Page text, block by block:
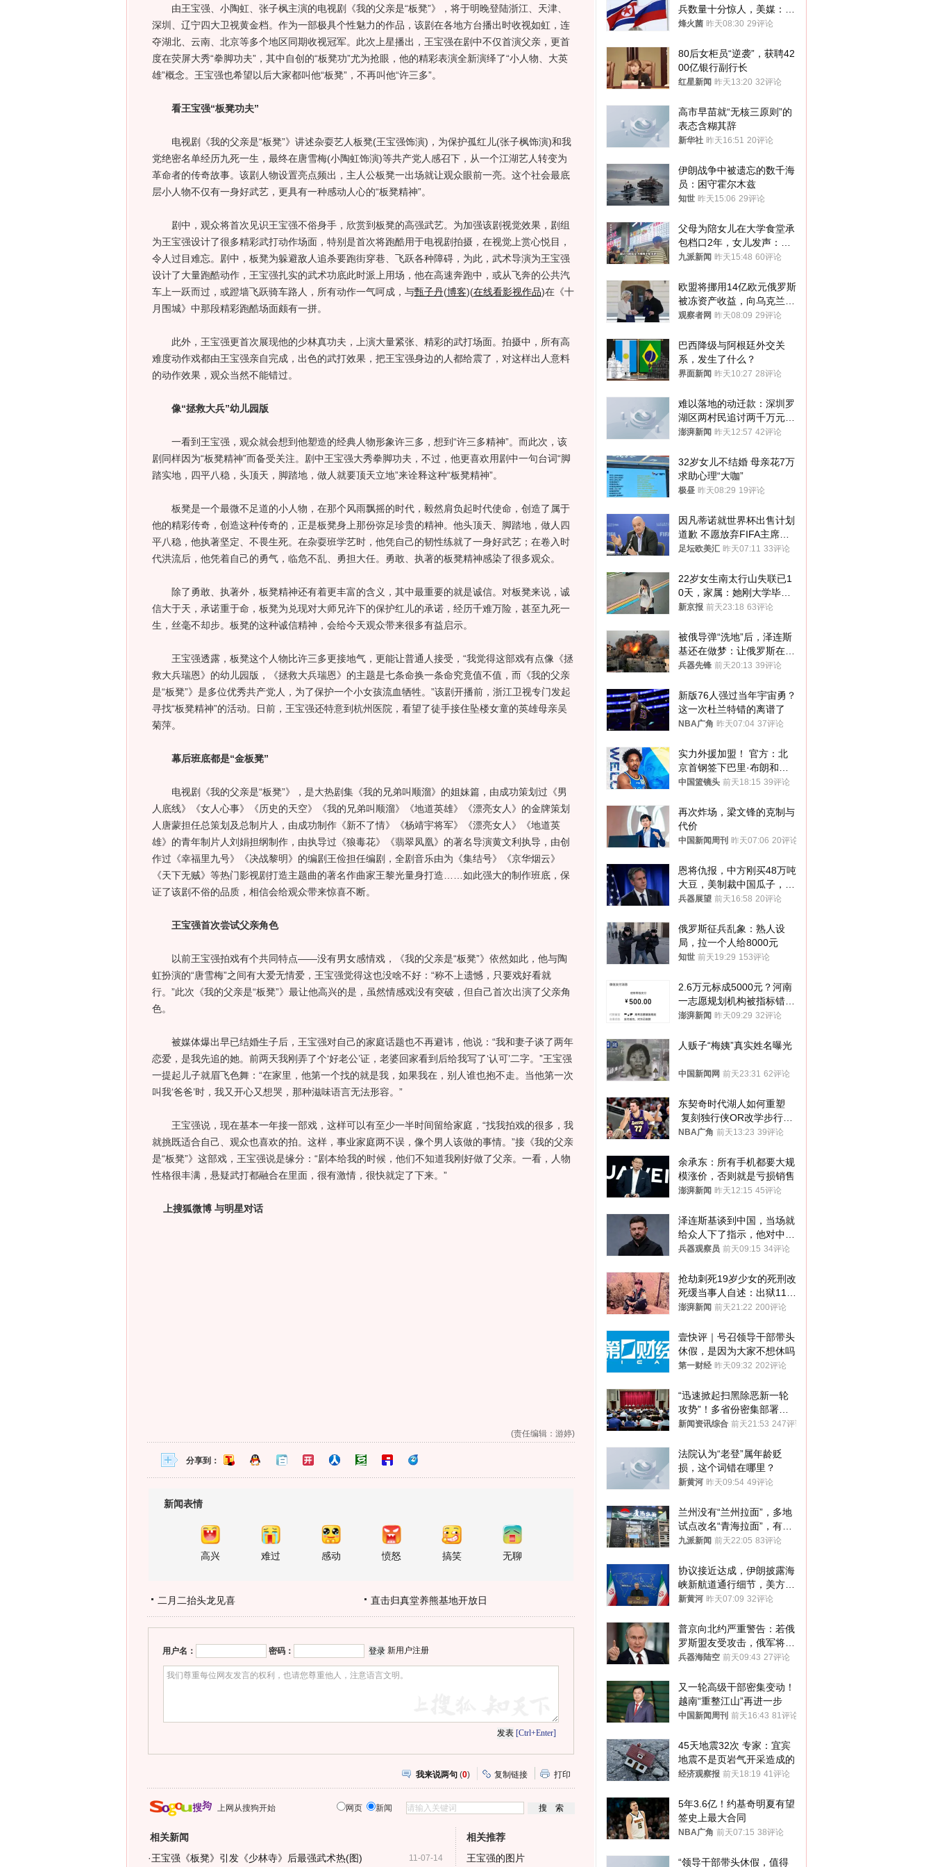
由王宝强、小陶虹、张子枫主演的电视剧《我的父亲是“板凳”》，将于明晚登陆浙江、天津、
深圳、辽宁四大卫视黄金档。作为一部极具个性魅力的作品，该剧在各地方台播出时收视如虹，连
夺湖北、云南、北京等多个地区同期收视冠军。此次上星播出，王宝强在剧中不仅首演父亲，更首
度在荧屏大秀“拳脚功夫”，其中自创的“板凳功”尤为抢眼，他的精彩表演全新演绎了“小人物、大英
雄”概念。王宝强也希望以后大家都叫他“板凳”，不再叫他“许三多”。
看王宝强“板凳功夫”
电视剧《我的父亲是“板凳”》讲述杂耍艺人板凳(王宝强饰演)，为保护孤红儿(张子枫饰演)和我
党绝密名单经历九死一生，最终在唐雪梅(小陶虹饰演)等共产党人感召下，从一个江湖艺人转变为
革命者的传奇故事。该剧人物设置亮点频出，主人公板凳一出场就让观众眼前一亮。这个社会最底
层小人物不仅有一身好武艺，更具有一种感动人心的“板凳精神”。
剧中，观众将首次见识王宝强不俗身手，欣赏到板凳的高强武艺。为加强该剧视觉效果，剧组
为王宝强设计了很多精彩武打动作场面，特别是首次将跑酷用于电视剧拍摄，在视觉上赏心悦目，
令人过目难忘。剧中，板凳为躲避敌人追杀要跑街穿巷、飞跃各种障碍，为此，武术导演为王宝强
设计了大量跑酷动作，王宝强扎实的武术功底此时派上用场，他在高速奔跑中，或从飞奔的公共汽
车上一跃而过，或蹬墙飞跃骑车路人，所有动作一气呵成，与甄子丹(博客)(在线看影视作品)在《十
月围城》中那段精彩跑酷场面颇有一拼。
此外，王宝强更首次展现他的少林真功夫，上演大量紧张、精彩的武打场面。拍摄中，所有高
难度动作戏都由王宝强亲自完成，出色的武打效果，把王宝强身边的人都给震了，对这样出人意料
的动作效果，观众当然不能错过。
像“拯救大兵”幼儿园版
一看到王宝强，观众就会想到他塑造的经典人物形象许三多，想到“许三多精神”。而此次，该
剧同样因为“板凳精神”而备受关注。剧中王宝强大秀拳脚功夫，不过，他更喜欢用剧中一句台词“脚
踏实地，四平八稳，头顶天，脚踏地，做人就要顶天立地”来诠释这种“板凳精神”。
板凳是一个最微不足道的小人物，在那个风雨飘摇的时代，毅然肩负起时代使命，创造了属于
他的精彩传奇，创造这种传奇的，正是板凳身上那份弥足珍贵的精神。他头顶天、脚踏地，做人四
平八稳，他执著坚定、不畏生死。在杂耍班学艺时，他凭自己的韧性练就了一身好武艺；在卷入时
代洪流后，他凭着自己的勇气，临危不乱、勇担大任。勇敢、执著的板凳精神感染了很多观众。
除了勇敢、执著外，板凳精神还有着更丰富的含义，其中最重要的就是诚信。对板凳来说，诚
信大于天，承诺重于命，板凳为兑现对大师兄许下的保护红儿的承诺，经历千难万险，甚至九死一
生，丝毫不却步。板凳的这种诚信精神，会给今天观众带来很多有益启示。
王宝强透露，板凳这个人物比许三多更接地气，更能让普通人接受，“我觉得这部戏有点像《拯
救大兵瑞恩》的幼儿园版，《拯救大兵瑞恩》的主题是七条命换一条命究竟值不值，而《我的父亲
是“板凳”》是多位优秀共产党人，为了保护一个小女孩流血牺牲。”该剧开播前，浙江卫视专门发起
寻找“板凳精神”的活动。日前，王宝强还特意到杭州医院，看望了徒手接住坠楼女童的英雄母亲吴
菊萍。
幕后班底都是“金板凳”
电视剧《我的父亲是“板凳”》，是大热剧集《我的兄弟叫顺溜》的姐妹篇，由成功策划过《男
人底线》《女人心事》《历史的天空》《我的兄弟叫顺溜》《地道英雄》《漂亮女人》的金牌策划
人唐蒙担任总策划及总制片人，由成功制作《新不了情》《杨靖宇将军》《漂亮女人》《地道英
雄》的青年制片人刘娟担纲制作，由执导过《狼毒花》《翡翠凤凰》的著名导演黄文利执导，由创
作过《幸福里九号》《决战黎明》的编剧王俭担任编剧，全剧音乐由为《集结号》《京华烟云》
《天下无贼》等热门影视剧打造主题曲的著名作曲家王黎光量身打造……如此强大的制作班底，保
证了该剧不俗的品质，相信会给观众带来惊喜不断。
王宝强首次尝试父亲角色
以前王宝强拍戏有个共同特点——没有男女感情戏，《我的父亲是“板凳”》依然如此，他与陶
虹扮演的“唐雪梅”之间有大爱无情爱，王宝强觉得这也没啥不好：“称不上遗憾，只要戏好看就
行。”此次《我的父亲是“板凳”》最让他高兴的是，虽然情感戏没有突破，但自己首次出演了父亲角
色。
被媒体爆出早已结婚生子后，王宝强对自己的家庭话题也不再避讳，他说：“我和妻子谈了两年
恋爱，是我先追的她。前两天我刚弄了个‘好老公’证，老婆回家看到后给我写了‘认可’二字。”王宝强
一提起儿子就眉飞色舞：“在家里，他第一个找的就是我，如果我在，别人谁也抱不走。当他第一次
叫我‘爸爸’时，我又开心又想哭，那种滋味语言无法形容。”
王宝强说，现在基本一年接一部戏，这样可以有至少一半时间留给家庭，“找我拍戏的很多，我
就挑既适合自己、观众也喜欢的拍。这样，事业家庭两不误，像个男人该做的事情。”接《我的父亲
是“板凳”》这部戏，王宝强说是缘分：“剧本给我的时候，他们不知道我刚好做了父亲。一看，人物
性格很丰满，悬疑武打都融合在里面，很有激情，很快就定了下来。”
上搜狐微博 与明星对话
(责任编辑：游婷)
分享到：
新闻表情
高兴 难过 感动 愤怒 搞笑 无聊
二月二抬头龙见喜 直击归真堂养熊基地开放日
用户名： 密码： 新用户注册
[Ctrl+Enter]
我来说两句 (0) 复制链接 打印
上网从搜狗开始 网页 新闻
相关新闻
11-07-14
·王宝强《板凳》引发《少林寺》后最强武术热(图)
相关推荐
王宝强的图片
兵数量十分惊人，美媒：俄
朝要动真格？
烽火菌 昨天08:30 29评论
80后女柜员“逆袭”，获聘42
00亿银行副行长
红星新闻 昨天13:20 32评论
高市早苗就“无核三原则”的
表态含糊其辞
新华社 昨天16:51 20评论
伊朗战争中被遗忘的数千海
员：困守霍尔木兹
知世 昨天15:06 29评论
父母为陪女儿在大学食堂承
包档口2年，女儿发声：初
衷是为了陪伴，毕业后将不
九派新闻 昨天15:48 60评论
欧盟将挪用14亿欧元俄罗斯
被冻资产收益，向乌克兰提
供援助
观察者网 昨天08:09 29评论
巴西降级与阿根廷外交关
系，发生了什么？
界面新闻 昨天10:27 28评论
难以落地的动迁款：深圳罗
湖区两村民追讨两千万元动
迁款八年未果
澎湃新闻 昨天12:57 42评论
32岁女儿不结婚 母亲花7万
求助心理“大咖”
极昼 昨天08:29 19评论
因凡蒂诺就世界杯出售计划
道歉 不愿放弃FIFA主席职
位
足坛欧美汇 昨天07:11 33评论
22岁女生南太行山失联已1
0天，家属：她刚大学毕业
想到山里旅行
新京报 前天23:18 63评论
被俄导弹“洗地”后，泽连斯
基还在做梦：让俄罗斯在冬
季前求和？
兵器先锋 前天20:13 39评论
新版76人强过当年宇宙勇？
这一次杜兰特错的离谱了
NBA广角 昨天07:04 37评论
实力外援加盟！ 官方：北
京首钢签下巴里·布朗和桑
普森
中国篮镜头 前天18:15 39评论
再次炸场，梁文锋的克制与
代价
中国新闻周刊 昨天07:06 20评论
恩将仇报，中方刚买48万吨
大豆，美制裁中国瓜子，布
林肯措辞变了
兵器展望 前天16:58 20评论
俄罗斯征兵乱象：熟人设
局，拉一个人给8000元
知世 前天19:29 153评论
2.6万元标成5000元？河南
一志愿规划机构被指标错学
费致考生复读
澎湃新闻 昨天09:29 32评论
人贩子“梅姨”真实姓名曝光
中国新闻网 前天23:31 62评论
东契奇时代湖人如何重塑
复刻独行侠OR改学步行
者？
NBA广角 前天13:23 39评论
余承东：所有手机都要大规
模涨价，否则就是亏损销售
澎湃新闻 昨天12:15 45评论
泽连斯基谈到中国，当场就
给众人下了指示，他对中国
和中乌关系，显然又有了新
兵器观察员 前天09:15 34评论
抢劫刺死19岁少女的死刑改
死缓当事人自述：出狱11年
间始终刻意躲避被害人家属
澎湃新闻 前天21:22 200评论
壹快评｜号召领导干部带头
休假，是因为大家不想休吗
第一财经 昨天09:32 202评论
“迅速掀起扫黑除恶新一轮
攻势”！多省份密集部署，
公布举报方式
新闻资讯综合 前天21:53 247评论
法院认为“老登”属年龄贬
损，这个词错在哪里？
新黄河 昨天09:54 49评论
兰州没有“兰州拉面”，多地
试点改名“青海拉面”，有商
家改名已两年
九派新闻 前天22:05 83评论
协议接近达成，伊朗披露海
峡新航道通行细节，美方再
提“倒计时”
新黄河 昨天07:09 32评论
普京向北约严重警告：若俄
罗斯盟友受攻击，俄军将动
用核武器保护
兵器海陆空 前天09:43 27评论
又一轮高级干部密集变动！
越南“重整江山”再进一步
中国新闻周刊 前天16:43 81评论
45天地震32次 专家：宜宾
地震不是页岩气开采造成的
经济观察报 前天18:19 41评论
5年3.6亿！约基奇明夏有望
签史上最大合同
NBA广角 前天07:15 38评论
“领导干部带头休假，值得